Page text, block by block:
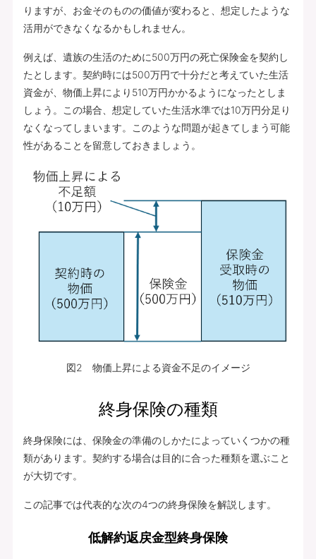
りますが、お金そのものの価値が変わると、想定したような
活用ができなくなるかもしれません。
例えば、遺族の生活のために500万円の死亡保険金を契約し
たとします。契約時には500万円で十分だと考えていた生活
資金が、物価上昇により510万円かかるようになったとしま
しょう。この場合、想定していた生活水準では10万円分足り
なくなってしまいます。このような問題が起きてしまう可能
性があることを留意しておきましょう。
図2 物価上昇による資金不足のイメージ
終身保険の種類
終身保険には、保険金の準備のしかたによっていくつかの種
類があります。契約する場合は目的に合った種類を選ぶこと
が大切です。
この記事では代表的な次の4つの終身保険を解説します。
低解約返戻金型終身保険